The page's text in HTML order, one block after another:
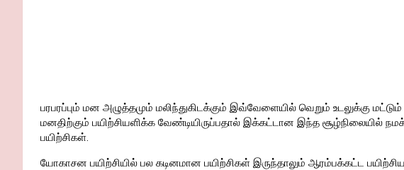
பரபரப்பும் மன அழுத்தமும் மலிந்துகிடக்கும் இவ்வேளையில் வெறும் உடலுக்கு மட்டும்
மனதிற்கும் பயிற்சியளிக்க வேண்டியிருப்பதால் இக்கட்டான இந்த சூழ்நிலையில்
பயிற்சிகள்.
யோகாசன பயிற்சியில் பல கடினமான பயிற்சிகள் இருந்தாலும் ஆரம்பக்கட்ட